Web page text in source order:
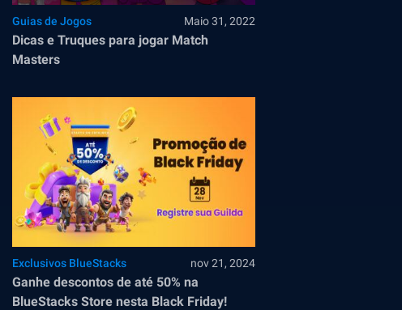
Guias de Jogos Maio 31, 2022
Dicas e Truques para jogar Match
Masters
Exclusivos BlueStacks nov 21, 2024
Ganhe descontos de até 50% na
BlueStacks Store nesta Black Friday!